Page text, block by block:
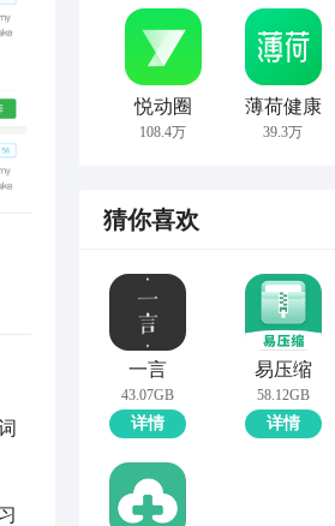
悦动圈
108.4万
薄荷健康
39.3万
猜你喜欢
一言
43.07GB
详情
易压缩
58.12GB
详情